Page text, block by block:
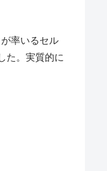
率いるセル
た。実質的に